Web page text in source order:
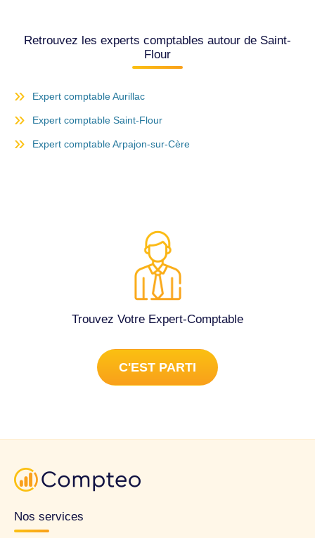
Retrouvez les experts comptables autour de Saint-
Flour
Expert comptable Aurillac
Expert comptable Saint-Flour
Expert comptable Arpajon-sur-Cère
Trouvez Votre Expert-Comptable
C'EST PARTI
Nos services